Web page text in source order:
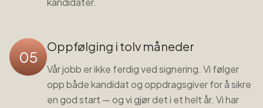
05
Oppfølging i tolv måneder
Vår jobb er ikke ferdig ved signering. Vi følger
opp både kandidat og oppdragsgiver for å sikre
en god start — og vi gjør det i et helt år. Vi har